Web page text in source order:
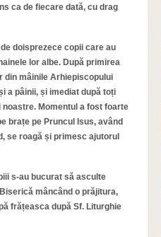
ca de fiecare dată, cu drag
doisprezece copii care au
lor albe. După primirea
din mâinile Arhiepiscopului
a pâinii, și imediat după toți
Momentul a fost foarte
brațe pe Pruncul Isus, având
se roagă și primesc ajutorul
s-au bucurat să asculte
mâncând o prăjitura,
frățeasca după Sf. Liturghie